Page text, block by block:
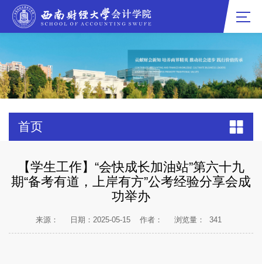
首页
【学生工作】“会快成长加油站”第六十九
期“备考有道，上岸有方”公考经验分享会成
功举办
来源： 日期：2025-05-15 作者： 浏览量： 341